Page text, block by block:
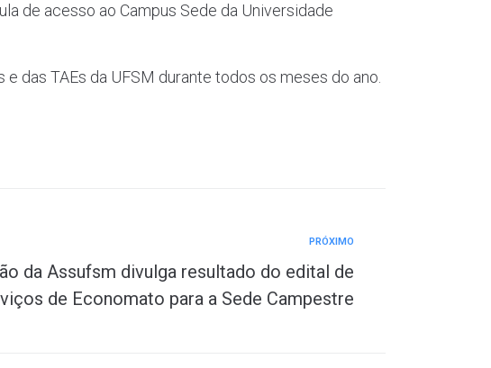
de acesso ao Campus Sede da Universidade
das TAEs da UFSM durante todos os meses do ano.
PRÓXIMO
da Assufsm divulga resultado do edital de
de Economato para a Sede Campestre